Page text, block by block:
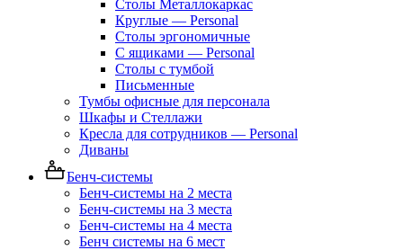
Столы Металлокаркас
Круглые — Personal
Столы эргономичные
С ящиками — Personal
Столы с тумбой
Письменные
Тумбы офисные для персонала
Шкафы и Стеллажи
Кресла для сотрудников — Personal
Диваны
Бенч-системы
Бенч-системы на 2 места
Бенч-системы на 3 места
Бенч-системы на 4 места
Бенч системы на 6 мест